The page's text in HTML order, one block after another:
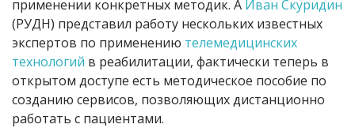
применении конкретных методик. А Иван Скуридин
(РУДН) представил работу нескольких известных
экспертов по применению телемедицинских
технологий в реабилитации, фактически теперь в
открытом доступе есть методическое пособие по
созданию сервисов, позволяющих дистанционно
работать с пациентами.